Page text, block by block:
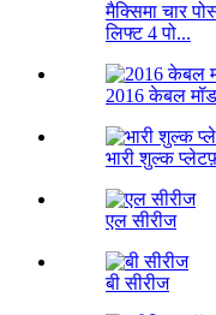
मैक्सिमा चार
लिफ्ट 4 पो...
2016 केबल
भारी शुल्क
एल सीरीज
बी सीरीज